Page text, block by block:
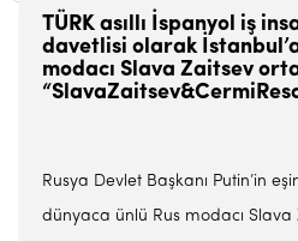
TÜRK asıllı İspanyol iş
davetlisi olarak
modacı Slava Zaitsev
Rusya Devlet Başkanı Putin’in
dünyaca ünlü Rus modacı Slava